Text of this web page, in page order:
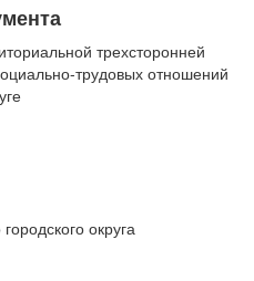
трехсторонней
трудовых отношений
округа